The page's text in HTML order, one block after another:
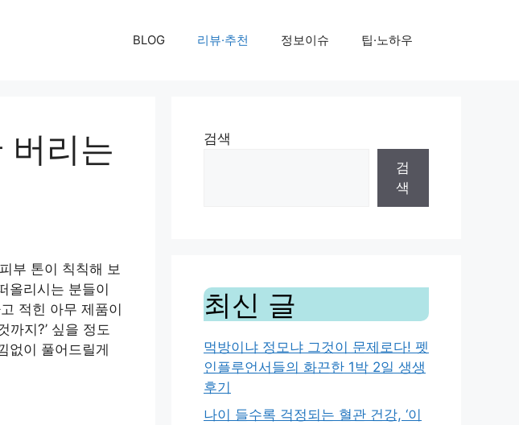
BLOG 리뷰·추천 정보이슈 팁·노하우
버리는
부 톤이 칙칙해 보
올리시는 분들이
적힌 아무 제품이
까지?’ 싶을 정도
없이 풀어드릴게
검색
검
색
최신 글
먹방이냐 정모냐 그것이 문제로다! 펫
인플루언서들의 화끈한 1박 2일 생생
후기
나이 들수록 걱정되는 혈관 건강, ‘이